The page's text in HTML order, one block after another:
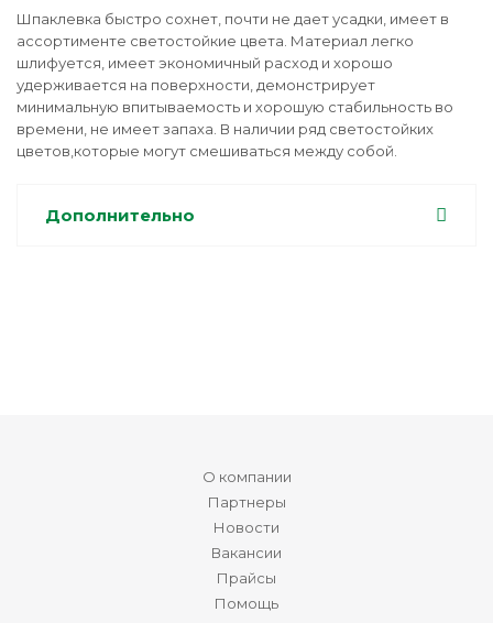
Шпаклевка быстро сохнет, почти не дает усадки, имеет в
ассортименте светостойкие цвета. Материал легко
шлифуется, имеет экономичный расход и хорошо
удерживается на поверхности, демонстрирует
минимальную впитываемость и хорошую стабильность во
времени, не имеет запаха. В наличии ряд светостойких
цветов,которые могут смешиваться между собой.
Дополнительно
О компании
Партнеры
Новости
Вакансии
Прайсы
Помощь